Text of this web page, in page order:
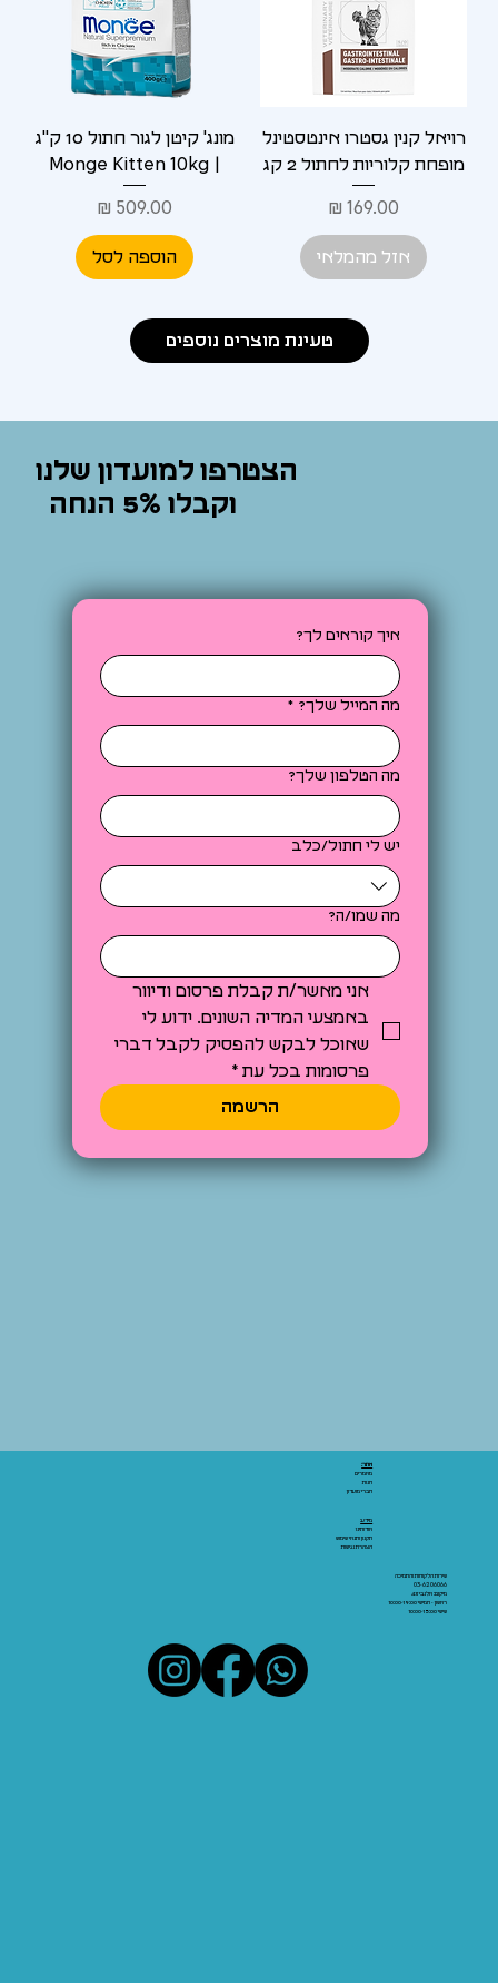
רויאל קנין גסטרו אינטסטינל
מופחת קלוריות לחתול 2 קג
מחיר
אזל מהמלאי
מונג' קיטן לגור חתול 10 ק"ג
| Monge Kitten 10kg
מחיר
הוספה לסל
טעינת מוצרים נוספים
הצטרפו למועדון שלנו
וקבלו 5% הנחה
איך קוראים לך?
מה המייל שלך? *
מה הטלפון שלך?
יש לי חתול/כלב
מה שמו/ה?
אני מאשר/ת קבלת פרסום ודיוור
באמצעי המדיה השונים. ידוע לי
שאוכל לבקש להפסיק לקבל דברי
פרסומות בכל עת *
הרשמה
שירות הלקוחות והתמיכה
03-6206066
מיקום: אלנבי 43
ראשון - חמישי 10:00-19:00
שישי 10:00-15:00
אתר:
מאמרים
חנות
חברי מועדון
מידע:
אודותינו
תקנון ותנאי שימוש
הצהרת נגישות